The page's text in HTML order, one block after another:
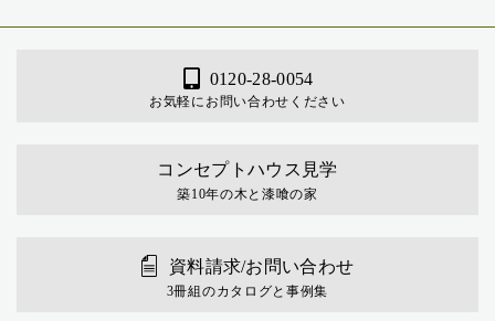
0120-28-0054
お気軽にお問い合わせください
コンセプトハウス見学
築10年の木と漆喰の家
資料請求/お問い合わせ
3冊組のカタログと事例集